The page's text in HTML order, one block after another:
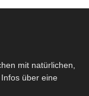
mit natürlichen,
über eine